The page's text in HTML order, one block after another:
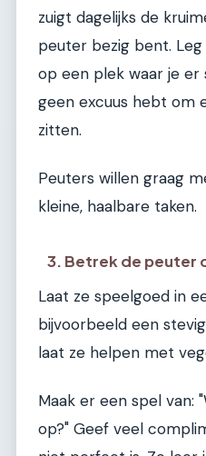
zuigt dagelijks de
peuter bezig bent.
op een plek waar je er
geen excuus hebt om
zitten.
Peuters willen graag
kleine, haalbare taken.
3. Betrek de peuter
Laat ze speelgoed in
bijvoorbeeld een
laat ze helpen met
Maak er een spel van:
op?" Geef veel